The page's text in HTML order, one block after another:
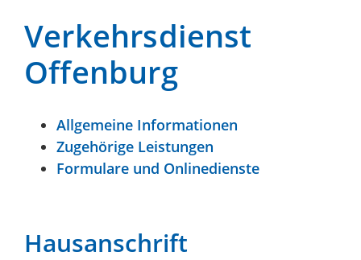
Verkehrsdienst
Offenburg
Allgemeine Informationen
Zugehörige Leistungen
Formulare und Onlinedienste
Hausanschrift